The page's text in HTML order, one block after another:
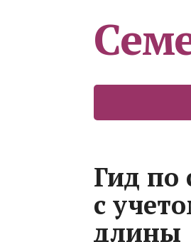
Гид по
с
длины